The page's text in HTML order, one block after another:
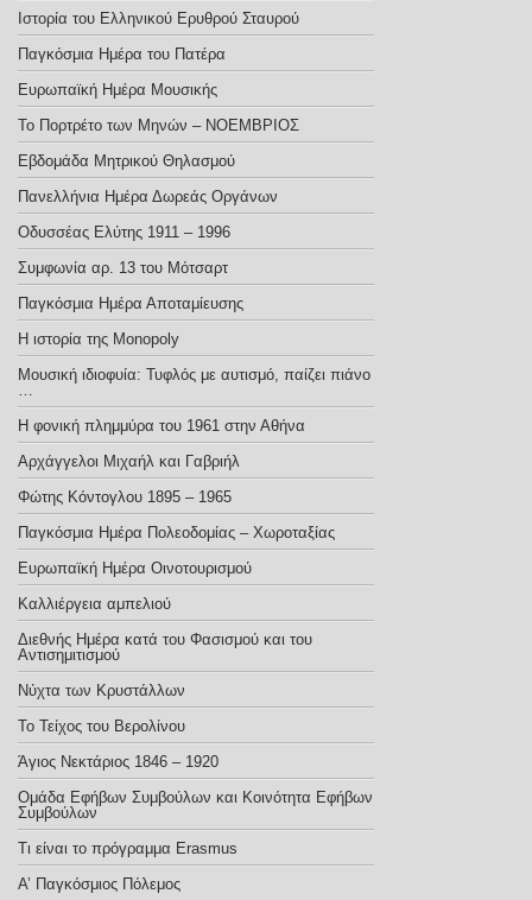
Ιστορία του Ελληνικού Ερυθρού Σταυρού
Παγκόσμια Ημέρα του Πατέρα
Ευρωπαϊκή Ημέρα Μουσικής
Το Πορτρέτο των Μηνών – ΝΟΕΜΒΡΙΟΣ
Εβδομάδα Μητρικού Θηλασμού
Πανελλήνια Ημέρα Δωρεάς Οργάνων
Οδυσσέας Ελύτης 1911 – 1996
Συμφωνία αρ. 13 του Μότσαρτ
Παγκόσμια Ημέρα Αποταμίευσης
Η ιστορία της Monopoly
Μουσική ιδιοφυία: Τυφλός με αυτισμό, παίζει πιάνο
…
Η φονική πλημμύρα του 1961 στην Αθήνα
Αρχάγγελοι Μιχαήλ και Γαβριήλ
Φώτης Κόντογλου 1895 – 1965
Παγκόσμια Ημέρα Πολεοδομίας – Χωροταξίας
Ευρωπαϊκή Ημέρα Οινοτουρισμού
Καλλιέργεια αμπελιού
Διεθνής Ημέρα κατά του Φασισμού και του
Αντισημιτισμού
Νύχτα των Κρυστάλλων
Το Τείχος του Βερολίνου
Άγιος Νεκτάριος 1846 – 1920
Ομάδα Εφήβων Συμβούλων και Κοινότητα Εφήβων
Συμβούλων
Τι είναι το πρόγραμμα Erasmus
Α’ Παγκόσμιος Πόλεμος